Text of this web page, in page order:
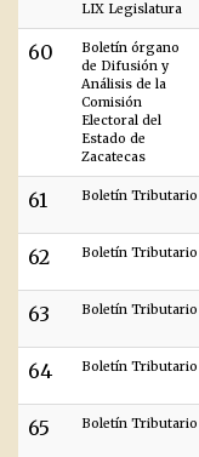
LIX Legislatura
60
Boletín órgano
de Difusión y
Análisis de la
Comisión
Electoral del
Estado de
Zacatecas
61 Boletín Tributario
62 Boletín Tributario
63 Boletín Tributario
64 Boletín Tributario
65 Boletín Tributario